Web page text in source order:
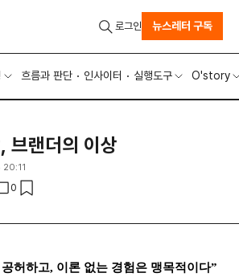
흐름과 판단 인사이터 실행도구 O'story
로그인 뉴스레터 구독
브랜더의 이상
0
허하고, 이론 없는 경험은 맹목적이다”